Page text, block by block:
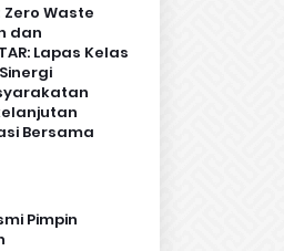
Waste
dan
Lapas Kelas
Bersama
Pimpin